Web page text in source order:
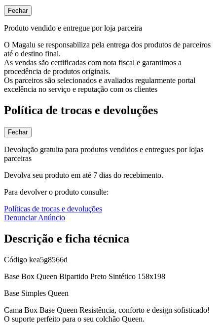
Fechar
Produto vendido e entregue por loja parceira
O Magalu se responsabiliza pela entrega dos produtos de parceiros
até o destino final.
As vendas são certificadas com nota fiscal e garantimos a
procedência de produtos originais.
Os parceiros são selecionados e avaliados regularmente portal
excelência no serviço e reputação com os clientes
Política de trocas e devoluções
Fechar
Devolução gratuita para produtos vendidos e entregues por lojas
parceiras
Devolva seu produto em até 7 dias do recebimento.
Para devolver o produto consulte:
Políticas de trocas e devoluções
Denunciar Anúncio
Descrição e ficha técnica
Código kea5g8566d
Base Box Queen Bipartido Preto Sintético 158x198
Base Simples Queen
Cama Box Base Queen Resistência, conforto e design sofisticado!
O suporte perfeito para o seu colchão Queen.